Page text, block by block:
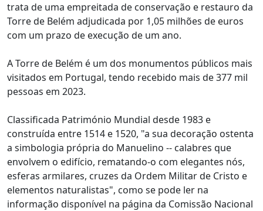
trata de uma empreitada de conservação e restauro da
Torre de Belém adjudicada por 1,05 milhões de euros
com um prazo de execução de um ano.
A Torre de Belém é um dos monumentos públicos mais
visitados em Portugal, tendo recebido mais de 377 mil
pessoas em 2023.
Classificada Património Mundial desde 1983 e
construída entre 1514 e 1520, "a sua decoração ostenta
a simbologia própria do Manuelino -- calabres que
envolvem o edifício, rematando-o com elegantes nós,
esferas armilares, cruzes da Ordem Militar de Cristo e
elementos naturalistas", como se pode ler na
informação disponível na página da Comissão Nacional